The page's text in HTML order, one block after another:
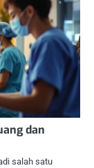
dan
salah satu